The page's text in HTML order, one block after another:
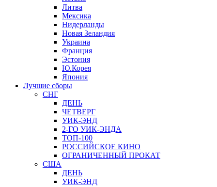
Литва
Мексика
Нидерланды
Новая Зеландия
Украина
Франция
Эстония
Ю.Корея
Япония
Лучшие сборы
СНГ
ДЕНЬ
ЧЕТВЕРГ
УИК-ЭНД
2-ГО УИК-ЭНДА
ТОП-100
РОССИЙСКОЕ КИНО
ОГРАНИЧЕННЫЙ ПРОКАТ
США
ДЕНЬ
УИК-ЭНД